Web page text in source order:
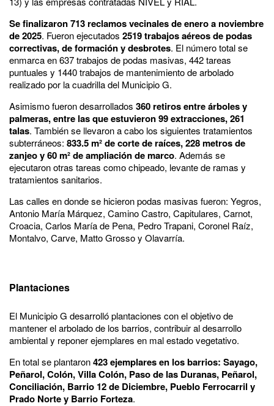
Se finalizaron 713 reclamos vecinales de enero a noviembre
de 2025. Fueron ejecutados 2519 trabajos aéreos de podas
correctivas, de formación y desbrotes. El número total se
enmarca en 637 trabajos de podas masivas, 442 tareas
puntuales y 1440 trabajos de mantenimiento de arbolado
realizado por la cuadrilla del Municipio G.
Asimismo fueron desarrollados 360 retiros entre árboles y
palmeras, entre las que estuvieron 99 extracciones, 261
talas. También se llevaron a cabo los siguientes tratamientos
subterráneos: 833.5 m² de corte de raíces, 228 metros de
zanjeo y 60 m² de ampliación de marco. Además se
ejecutaron otras tareas como chipeado, levante de ramas y
tratamientos sanitarios.
Las calles en donde se hicieron podas masivas fueron: Yegros,
Antonio María Márquez, Camino Castro, Capitulares, Carnot,
Croacia, Carlos María de Pena, Pedro Trapani, Coronel Raíz,
Montalvo, Carve, Matto Grosso y Olavarría.
Plantaciones
El Municipio G desarrolló plantaciones con el objetivo de
mantener el arbolado de los barrios, contribuir al desarrollo
ambiental y reponer ejemplares en mal estado vegetativo.
En total se plantaron423 ejemplares en los barrios: Sayago,
Peñarol, Colón, Villa Colón, Paso de las Duranas, Peñarol,
Conciliación, Barrio 12 de Diciembre, Pueblo Ferrocarril y
Prado Norte y Barrio Forteza.